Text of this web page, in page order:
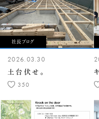
社長ブログ
2026.03.30
土台伏せ。
350